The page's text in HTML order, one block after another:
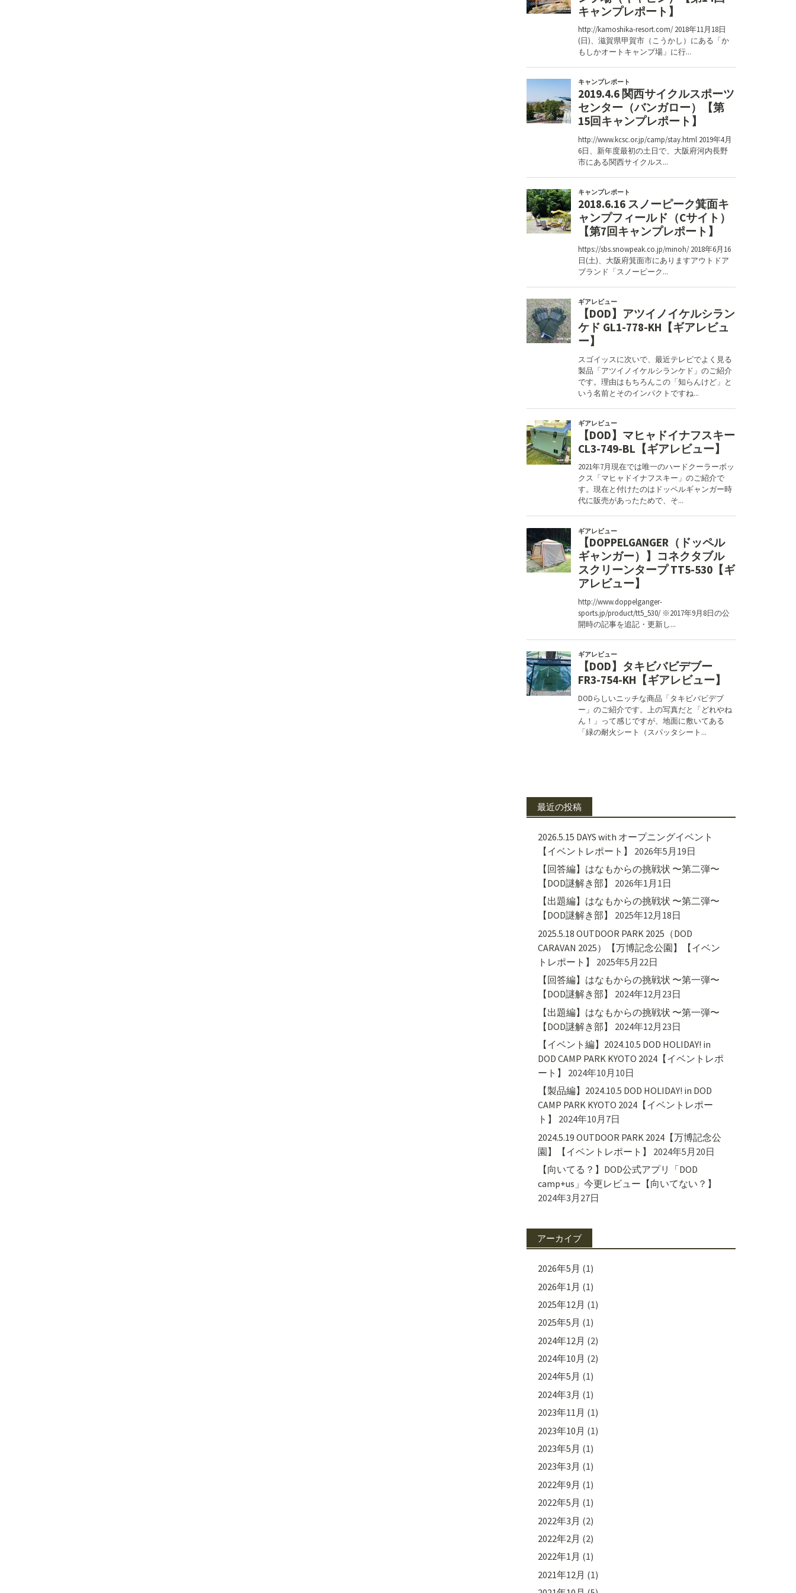
最近の投稿
2026.5.15 DAYS with オープニングイベント
【イベントレポート】
2026年5月19日
【回答編】はなもからの挑戦状 〜第二弾〜
【DOD謎解き部】
2026年1月1日
【出題編】はなもからの挑戦状 〜第二弾〜
【DOD謎解き部】
2025年12月18日
2025.5.18 OUTDOOR PARK 2025（DOD
CARAVAN 2025）【万博記念公園】【イベン
トレポート】
2025年5月22日
【回答編】はなもからの挑戦状 〜第一弾〜
【DOD謎解き部】
2024年12月23日
【出題編】はなもからの挑戦状 〜第一弾〜
【DOD謎解き部】
2024年12月23日
【イベント編】2024.10.5 DOD HOLIDAY! in
DOD CAMP PARK KYOTO 2024【イベントレポ
ート】
2024年10月10日
【製品編】2024.10.5 DOD HOLIDAY! in DOD
CAMP PARK KYOTO 2024【イベントレポー
ト】
2024年10月7日
2024.5.19 OUTDOOR PARK 2024【万博記念公
園】【イベントレポート】
2024年5月20日
【向いてる？】DOD公式アプリ「DOD
camp+us」今更レビュー【向いてない？】
2024年3月27日
アーカイブ
2026年5月 (1)
2026年1月 (1)
2025年12月 (1)
2025年5月 (1)
2024年12月 (2)
2024年10月 (2)
2024年5月 (1)
2024年3月 (1)
2023年11月 (1)
2023年10月 (1)
2023年5月 (1)
2023年3月 (1)
2022年9月 (1)
2022年5月 (1)
2022年3月 (2)
2022年2月 (2)
2022年1月 (1)
2021年12月 (1)